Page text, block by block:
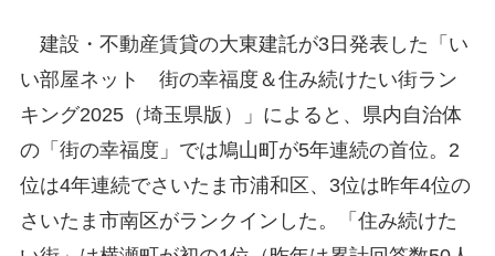
建設・不動産賃貸の大東建託が3日発表した「い
い部屋ネット 街の幸福度＆住み続けたい街ラン
キング2025（埼玉県版）」によると、県内自治体
の「街の幸福度」では鳩山町が5年連続の首位。2
位は4年連続でさいたま市浦和区、3位は昨年4位の
さいたま市南区がランクインした。「住み続けた